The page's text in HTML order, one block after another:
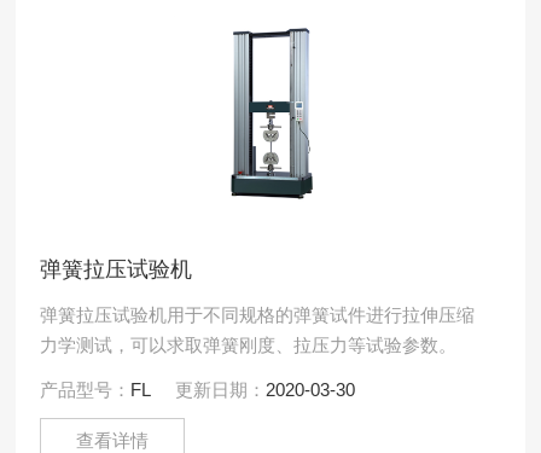
弹簧拉压试验机
弹簧拉压试验机用于不同规格的弹簧试件进行拉伸压缩
力学测试，可以求取弹簧刚度、拉压力等试验参数。
产品型号： FL 更新日期： 2020-03-30
查看详情